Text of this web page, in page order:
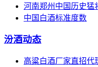
河南郑州中国历史猛
中国白酒标准度数
汾酒动态
高粱白酒厂家直招代